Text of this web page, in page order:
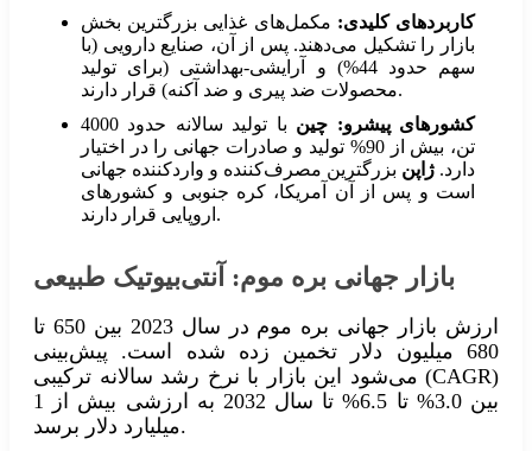
کاربردهای کلیدی: مکمل‌های غذایی بزرگترین بخش
بازار را تشکیل می‌دهند. پس از آن، صنایع دارویی (با
سهم حدود 44%) و آرایشی-بهداشتی (برای تولید
محصولات ضد پیری و ضد آکنه) قرار دارند.
کشورهای پیشرو: چین
با تولید سالانه حدود 4000
تن، بیش از 90% تولید و صادرات جهانی را در اختیار
دارد. ژاپن بزرگترین مصرف‌کننده و واردکننده جهانی
است و پس از آن آمریکا، کره جنوبی و کشورهای
اروپایی قرار دارند.
بازار جهانی بره موم: آنتی‌بیوتیک طبیعی
ارزش بازار جهانی بره موم در سال 2023 بین 650 تا
680 میلیون دلار تخمین زده شده است. پیش‌بینی
می‌شود این بازار با نرخ رشد سالانه ترکیبی (CAGR)
بین 3.0% تا 6.5% تا سال 2032 به ارزشی بیش از 1
میلیارد دلار برسد.